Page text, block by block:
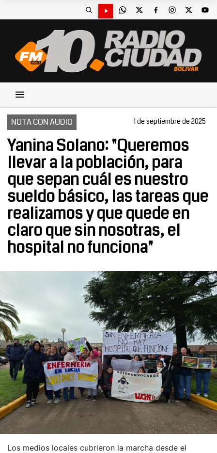
NOTA CON AUDIO 1 de septiembre de 2025
Yanina Solano: "Queremos
llevar a la población, para
que sepan cuál es nuestro
sueldo básico, las tareas que
realizamos y que quede en
claro que sin nosotras, el
hospital no funciona"
Los medios locales cubrieron la marcha desde el